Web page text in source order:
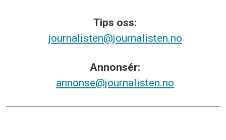
Tips oss:
journalisten@journalisten.no
Annonsér:
annonse@journalisten.no